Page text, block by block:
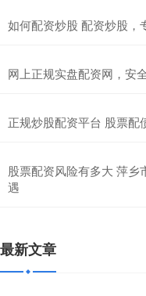
如何配资炒股 配资炒股，
网上正规实盘配资网，安
正规炒股配资平台 股票配
股票配资风险有多大 萍
遇
最新文章